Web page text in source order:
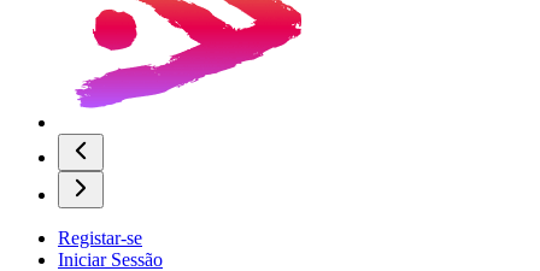
Registar-se
Iniciar Sessão